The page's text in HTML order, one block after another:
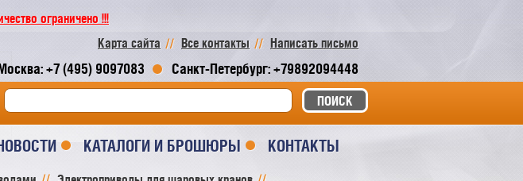
ограничено !!!
Карта сайта
Все контакты Написать письмо
+7 (495) 9097083
Санкт-Петербург: +79892094448
КАТАЛОГИ И БРОШЮРЫ КОНТАКТЫ